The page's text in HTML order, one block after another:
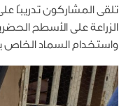
تلقى المشاركون تدريبًا
الزراعة على الأسطح
واستخدام السماد الخاص